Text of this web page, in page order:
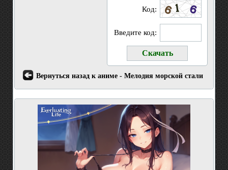
Код:
Введите код:
Вернуться назад к аниме - Мелодия морской стали